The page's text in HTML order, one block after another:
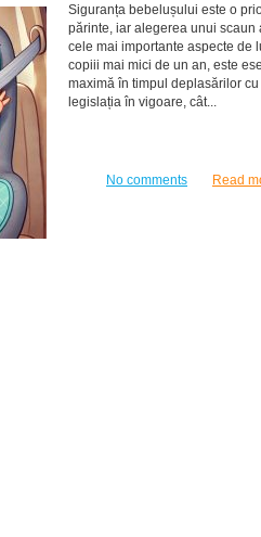
Siguranța bebelușului este o
părinte, iar alegerea unui scaun
cele mai importante aspecte de
copiii mai mici de un an, este
maximă în timpul deplasărilor
legislația în vigoare, cât...
No comments Read